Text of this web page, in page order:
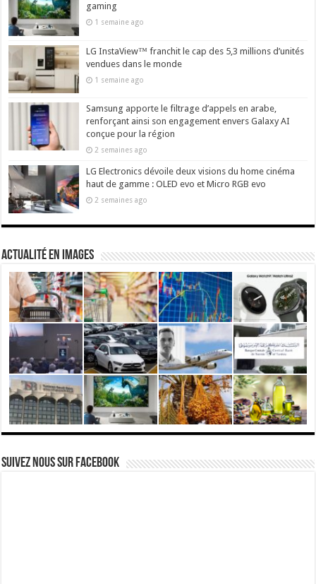
gaming
1 semaine ago
LG InstaView™ franchit le cap des 5,3 millions d’unités
vendues dans le monde
1 semaine ago
Samsung apporte le filtrage d’appels en arabe,
renforçant ainsi son engagement envers Galaxy AI
conçue pour la région
2 semaines ago
LG Electronics dévoile deux visions du home cinéma
haut de gamme : OLED evo et Micro RGB evo
2 semaines ago
actualité en images
Suivez nous Sur Facebook